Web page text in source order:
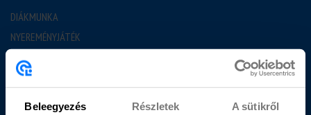
Beleegyezés Részletek A sütikről
DIÁKMUNKA
NYEREMÉNYJÁTÉK
GYAKORI KÉRDÉSEK
BLOG
JÓ TUDNI